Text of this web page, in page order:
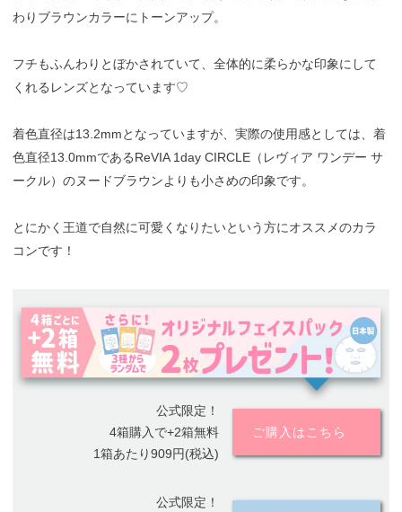
わりブラウンカラーにトーンアップ。
フチもふんわりとぼかされていて、全体的に柔らかな印象にして
くれるレンズとなっています♡
着色直径は13.2mmとなっていますが、実際の使用感としては、着
色直径13.0mmであるReVIA 1day CIRCLE（レヴィア ワンデー サ
ークル）のヌードブラウンよりも小さめの印象です。
とにかく王道で自然に可愛くなりたいという方にオススメのカラ
コンです！
公式限定！
4箱購入で+2箱無料
1箱あたり909円(税込)
ご購入はこちら
公式限定！